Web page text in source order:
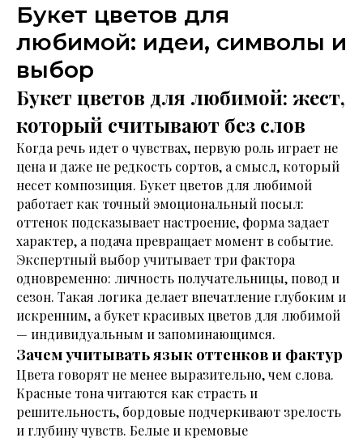
Букет цветов для
любимой: идеи, символы и
выбор
Букет цветов для любимой: жест,
который считывают без слов
Когда речь идет о чувствах, первую роль играет не
цена и даже не редкость сортов, а смысл, который
несет композиция. Букет цветов для любимой
работает как точный эмоциональный посыл:
оттенок подсказывает настроение, форма задает
характер, а подача превращает момент в событие.
Экспертный выбор учитывает три фактора
одновременно: личность получательницы, повод и
сезон. Такая логика делает впечатление глубоким и
искренним, а букет красивых цветов для любимой
— индивидуальным и запоминающимся.
Зачем учитывать язык оттенков и фактур
Цвета говорят не менее выразительно, чем слова.
Красные тона читаются как страсть и
решительность, бордовые подчеркивают зрелость
и глубину чувств. Белые и кремовые